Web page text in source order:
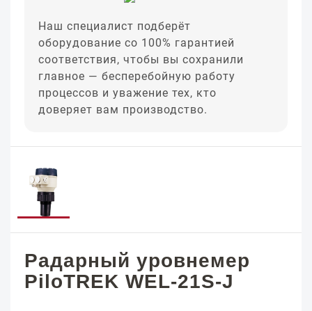
Наш специалист подберёт
оборудование со 100% гарантией
соответствия, чтобы вы сохранили
главное — бесперебойную работу
процессов и уважение тех, кто
доверяет вам производство.
Радарный уровнемер
PiloTREK WEL-21S-J